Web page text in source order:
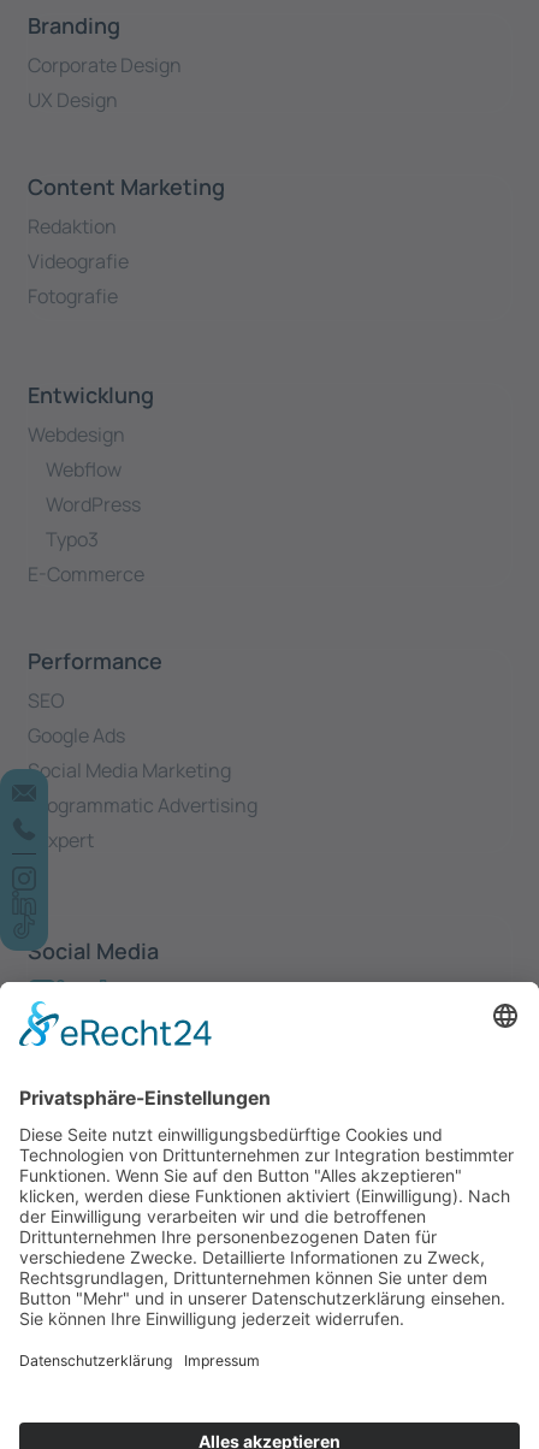
Branding
Corporate Design
UX Design
Content Marketing
Redaktion
Videografie
Fotografie
Entwicklung
Webdesign
Webflow
WordPress
Typo3
E-Commerce
Performance
SEO
Google Ads
Social Media Marketing
Programmatic Advertising
Yexpert
Social Media
Newsletter
Anmelden
Ich akzeptiere dieDatenschutzerklärung